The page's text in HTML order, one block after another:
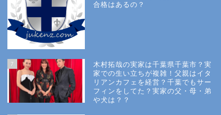
合格はあるの？
7
木村拓哉の実家は千葉県千葉市？実
家での生い立ちが複雑！父親はイタ
リアンカフェを経営？千葉でもサー
フィンをしてた？実家の父・母・弟
や犬は？？
Privacy Policy